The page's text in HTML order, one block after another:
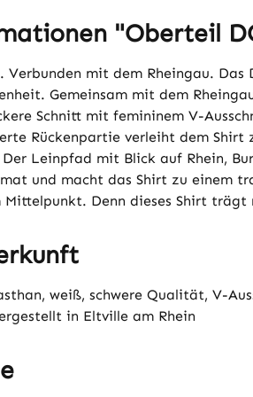
"Oberteil
Verbunden mit dem Rheingau.
Gemeinsam mit dem
Schnitt mit femininem V-
Rückenpartie verleiht dem
Leinpfad mit Blick auf Rhein,
und macht das Shirt zu einem
Denn dieses Shirt trägt
weiß, schwere Qualität, V-
in Eltville am Rhein